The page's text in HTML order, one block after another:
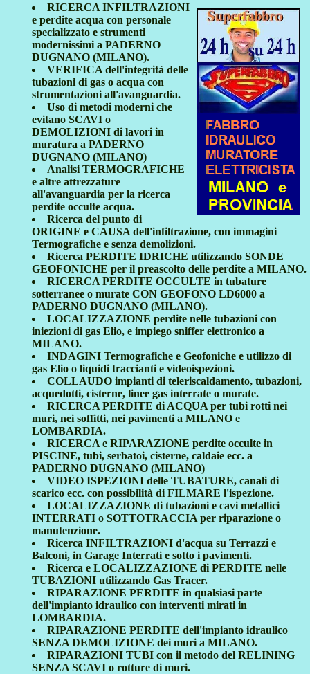
RICERCA INFILTRAZIONI
e perdite acqua con personale
specializzato e strumenti
modernissimi a PADERNO
DUGNANO (MILANO).
VERIFICA dell'integrità delle
tubazioni di gas o acqua con
strumentazioni all'avanguardia.
Uso di metodi moderni che
evitano SCAVI o
DEMOLIZIONI di lavori in
muratura a PADERNO
DUGNANO (MILANO)
Analisi TERMOGRAFICHE
e altre attrezzature
all'avanguardia per la ricerca
perdite occulte acqua.
Ricerca del punto di
ORIGINE e CAUSA dell'infiltrazione, con immagini
Termografiche e senza demolizioni.
Ricerca PERDITE IDRICHE utilizzando SONDE
GEOFONICHE per il preascolto delle perdite a MILANO.
RICERCA PERDITE OCCULTE in tubature
sotterranee o murate CON GEOFONO LD6000 a
PADERNO DUGNANO (MILANO).
LOCALIZZAZIONE perdite nelle tubazioni con
iniezioni di gas Elio, e impiego sniffer elettronico a
MILANO.
INDAGINI Termografiche e Geofoniche e utilizzo di
gas Elio o liquidi traccianti e videoispezioni.
COLLAUDO impianti di teleriscaldamento, tubazioni,
acquedotti, cisterne, linee gas interrate o murate.
RICERCA PERDITE di ACQUA per tubi rotti nei
muri, nei soffitti, nei pavimenti a MILANO e
LOMBARDIA.
RICERCA e RIPARAZIONE perdite occulte in
PISCINE, tubi, serbatoi, cisterne, caldaie ecc. a
PADERNO DUGNANO (MILANO)
VIDEO ISPEZIONI delle TUBATURE, canali di
scarico ecc. con possibilità di FILMARE l'ispezione.
LOCALIZZAZIONE di tubazioni e cavi metallici
INTERRATI o SOTTOTRACCIA per riparazione o
manutenzione.
Ricerca INFILTRAZIONI d'acqua su Terrazzi e
Balconi, in Garage Interrati e sotto i pavimenti.
Ricerca e LOCALIZZAZIONE di PERDITE nelle
TUBAZIONI utilizzando Gas Tracer.
RIPARAZIONE PERDITE in qualsiasi parte
dell'impianto idraulico con interventi mirati in
LOMBARDIA.
RIPARAZIONE PERDITE dell'impianto idraulico
SENZA DEMOLIZIONE dei muri a MILANO.
RIPARAZIONI TUBI con il metodo del RELINING
SENZA SCAVI o rotture di muri.